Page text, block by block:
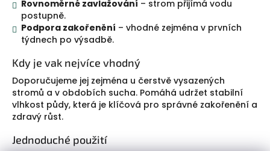
Rovnoměrné zavlažování – strom přijímá vodu
postupně.
Podpora zakořenění – vhodné zejména v prvních
týdnech po výsadbě.
Kdy je vak nejvíce vhodný
Doporučujeme jej zejména u čerstvě vysazených
stromů a v obdobích sucha. Pomáhá udržet stabilní
vlhkost půdy, která je klíčová pro správné zakořenění a
zdravý růst.
Jednoduché použití